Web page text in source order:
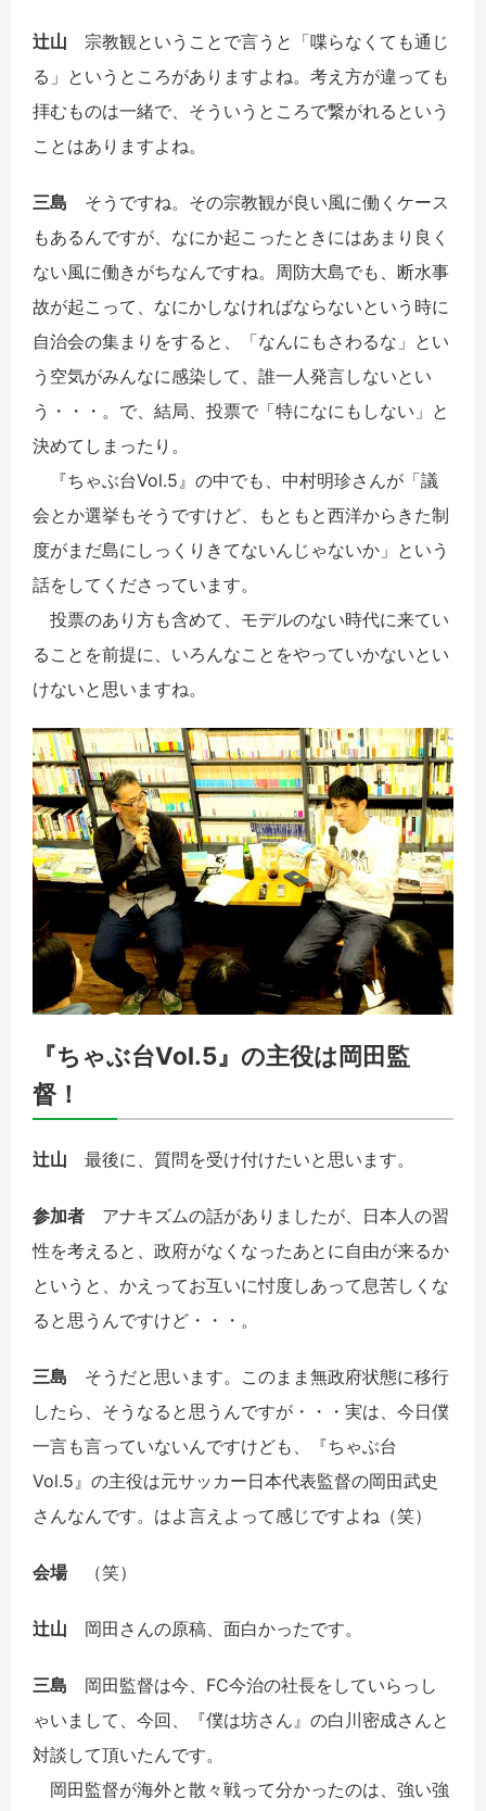
辻山 宗教観ということで言うと「喋らなくても通じ
る」というところがありますよね。考え方が違っても
拝むものは一緒で、そういうところで繋がれるという
ことはありますよね。
三島 そうですね。その宗教観が良い風に働くケース
もあるんですが、なにか起こったときにはあまり良く
ない風に働きがちなんですね。周防大島でも、断水事
故が起こって、なにかしなければならないという時に
自治会の集まりをすると、「なんにもさわるな」とい
う空気がみんなに感染して、誰一人発言しないとい
う・・・。で、結局、投票で「特になにもしない」と
決めてしまったり。
『ちゃぶ台Vol.5』の中でも、中村明珍さんが「議
会とか選挙もそうですけど、もともと西洋からきた制
度がまだ島にしっくりきてないんじゃないか」という
話をしてくださっています。
投票のあり方も含めて、モデルのない時代に来てい
ることを前提に、いろんなことをやっていかないとい
けないと思いますね。
『ちゃぶ台Vol.5』の主役は岡田監
督！
辻山 最後に、質問を受け付けたいと思います。
参加者 アナキズムの話がありましたが、日本人の習
性を考えると、政府がなくなったあとに自由が来るか
というと、かえってお互いに忖度しあって息苦しくな
ると思うんですけど・・・。
三島 そうだと思います。このまま無政府状態に移行
したら、そうなると思うんですが・・・実は、今日僕
一言も言っていないんですけども、『ちゃぶ台
Vol.5』の主役は元サッカー日本代表監督の岡田武史
さんなんです。はよ言えよって感じですよね（笑）
会場（笑）
辻山 岡田さんの原稿、面白かったです。
三島 岡田監督は今、FC今治の社長をしていらっし
ゃいまして、今回、『僕は坊さん』の白川密成さんと
対談して頂いたんです。
岡田監督が海外と散々戦って分かったのは、強い強